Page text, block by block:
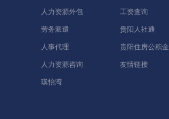
人力资源外包
劳务派遣
人事代理
人力资源咨询
璞怡湾
工资查询
贵阳人社通
贵阳住房公积金
友情链接